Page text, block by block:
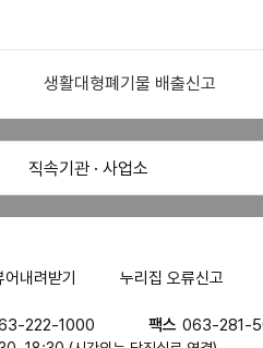
생활대형폐기물 배출신고
직속기관 · 사업소
어내려받기 누리집 오류신고
222-1000 팩스 063-281-